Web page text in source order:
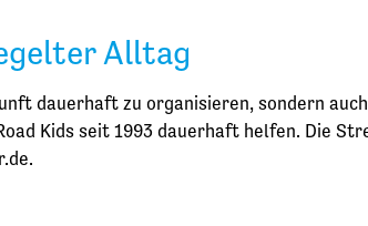
Alltag
dauerhaft zu organisieren, sondern
Kids seit 1993 dauerhaft helfen. Die